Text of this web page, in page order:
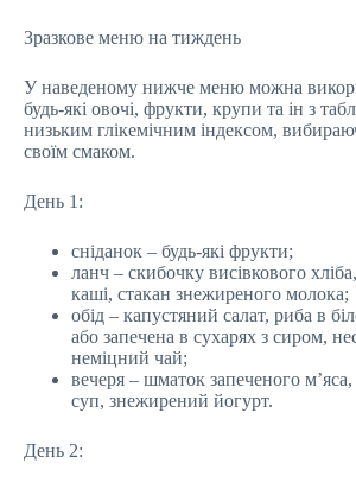
Зразкове меню на тиждень
У наведеному нижче меню можна
будь-які овочі, фрукти, крупи та ін з
низьким глікемічним індексом,
своїм смаком.
День 1:
сніданок – будь-які фрукти;
ланч – скибочку висівкового
каші, стакан знежиреного молока;
обід – капустяний салат, риба в
або запечена в сухарях з сиром,
неміцний чай;
вечеря – шматок запеченого
суп, знежирений йогурт.
День 2: